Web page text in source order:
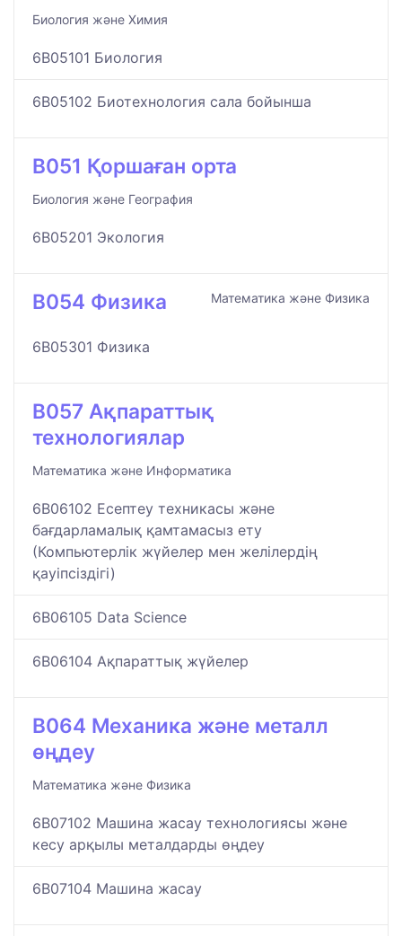
Биология және Химия
6B05101 Биология
6B05102 Биотехнология сала бойынша
B051 Қоршаған орта
Биология және География
6B05201 Экология
B054 Физика Математика және Физика
6B05301 Физика
B057 Ақпараттық
технологиялар
Математика және Информатика
6B06102 Есептеу техникасы және
бағдарламалық қамтамасыз ету
(Компьютерлік жүйелер мен желілердің
қауіпсіздігі)
6B06105 Data Science
6B06104 Ақпараттық жүйелер
B064 Механика және металл
өңдеу
Математика және Физика
6B07102 Машина жасау технологиясы және
кесу арқылы металдарды өңдеу
6B07104 Машина жасау